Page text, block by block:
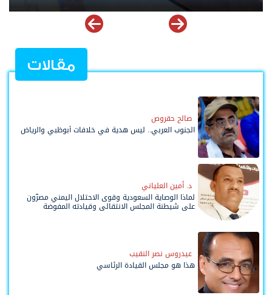
مقالات
صالح حقروص
الجنوب العربي.. ليس هدية في خلافات أبوظبي والرياض
د. أمين العلياني
لماذا الوصاية السعودية وقوى الاحتلال اليمني مصرّون
على شيطنة المجلس الانتقالي وقيادته المفوضة
عيدروس نصر النقيب
هذا هو مجلس القيادة الرئاسي